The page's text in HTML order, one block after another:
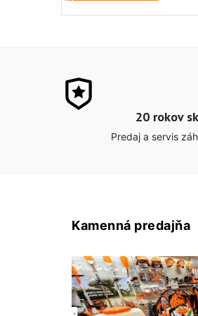
20 rokov
Predaj a servis
Kamenná predajňa